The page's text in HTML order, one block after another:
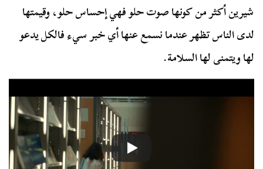
شيرين أكثر من كونها صوت حلو فهي إحساس حلو، وقيمتها
لدى الناس تظهر عندما نسمع عنها أي خبر سيء فالكل يدعو
لها ويتمنى لها السلامة.